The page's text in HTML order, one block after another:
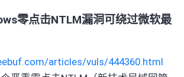
零点击NTLM漏洞可绕过微软最
articles/vuls/444360.html